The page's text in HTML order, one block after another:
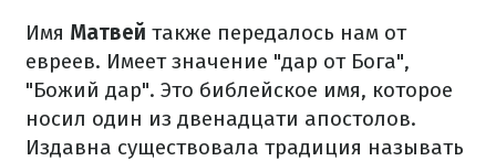
Имя Матвей также передалось нам от
евреев. Имеет значение "дар от Бога",
"Божий дар". Это библейское имя, которое
носил один из двенадцати апостолов.
Издавна существовала традиция называть